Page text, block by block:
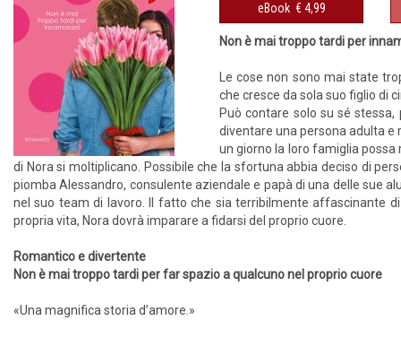
eBook € 4,99
Non è mai troppo tardi per
Le cose non sono mai state
che cresce da sola suo figlio di
Può contare solo su sé
diventare una persona adulta e
un giorno la loro famiglia
di Nora si moltiplicano. Possibile che la sfortuna abbia deciso di
piomba Alessandro, consulente aziendale e papà di una delle sue
nel suo team di lavoro. Il fatto che sia terribilmente affascinante
propria vita, Nora dovrà imparare a fidarsi del proprio cuore.
Romantico e divertente
Non è mai troppo tardi per far spazio a qualcuno nel proprio cuore
«Una magnifica storia d’amore.»